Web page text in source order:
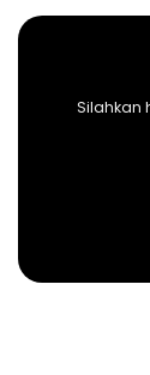
Silahkan